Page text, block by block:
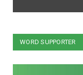
WORD SUPPORTER